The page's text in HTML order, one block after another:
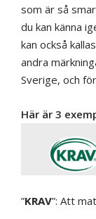
som är så
du kan känna
kan också
andra
Sverige, och
Här är 3
”KRAV”: Att